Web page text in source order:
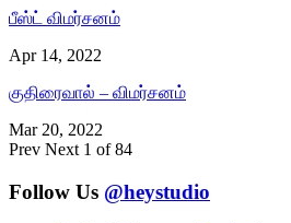
பீஸ்ட் விமர்சனம்
Apr 14, 2022
குதிரைவால் – விமர்சனம்
Mar 20, 2022
Prev Next 1 of 84
Follow Us @heystudio